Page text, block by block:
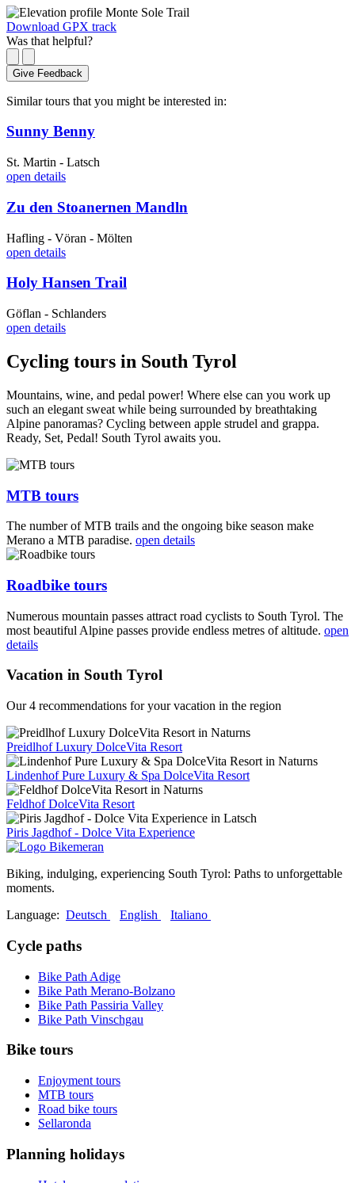
Download GPX track
Was that helpful?
Give Feedback
Similar tours that you might be interested in:
Sunny Benny
St. Martin - Latsch
open details
Zu den Stoanernen Mandln
Hafling - Vöran - Mölten
open details
Holy Hansen Trail
Göflan - Schlanders
open details
Cycling tours in South Tyrol
Mountains, wine, and pedal power! Where else can you work up
such an elegant sweat while being surrounded by breathtaking
Alpine panoramas? Cycling between apple strudel and grappa.
Ready, Set, Pedal! South Tyrol awaits you.
MTB tours
The number of MTB trails and the ongoing bike season make
Merano a MTB paradise. open details
Roadbike tours
Numerous mountain passes attract road cyclists to South Tyrol. The
most beautiful Alpine passes provide endless metres of altitude. open
details
Vacation in South Tyrol
Our 4 recommendations for your vacation in the region
Preidlhof Luxury DolceVita Resort
Lindenhof Pure Luxury & Spa DolceVita Resort
Feldhof DolceVita Resort
Piris Jagdhof - Dolce Vita Experience
Biking, indulging, experiencing South Tyrol: Paths to unforgettable
moments.
Language: Deutsch English Italiano
Cycle paths
Bike Path Adige
Bike Path Merano-Bolzano
Bike Path Passiria Valley
Bike Path Vinschgau
Bike tours
Enjoyment tours
MTB tours
Road bike tours
Sellaronda
Planning holidays